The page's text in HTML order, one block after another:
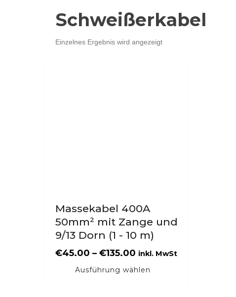
Schweißerkabel
Einzelnes Ergebnis wird angezeigt
Massekabel 400A
50mm² mit Zange und
9/13 Dorn (1 - 10 m)
€45.00 – €135.00 inkl. MwSt
Ausführung wählen
Produktseite
gewählt
werden